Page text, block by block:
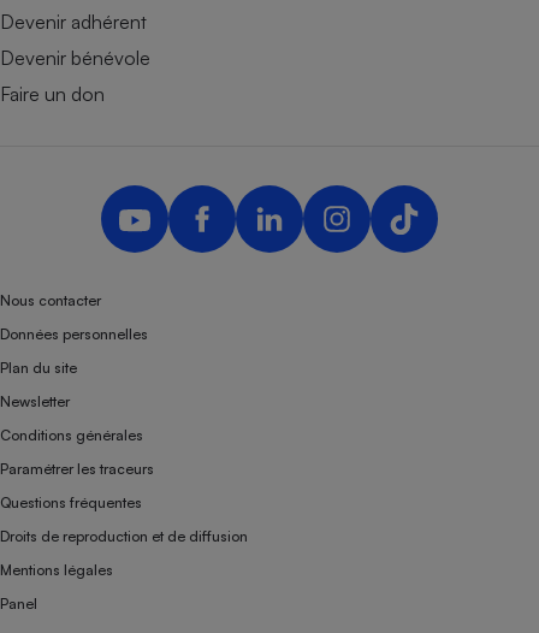
Devenir adhérent
Devenir bénévole
Faire un don
Nous contacter
Données personnelles
Plan du site
Newsletter
Conditions générales
Paramétrer les traceurs
Questions fréquentes
Droits de reproduction et de diffusion
Mentions légales
Panel